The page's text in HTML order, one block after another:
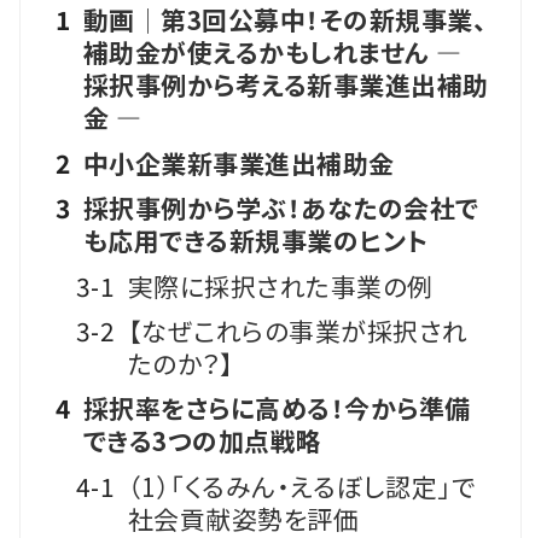
1 動画│第3回公募中！その新規事業、
補助金が使えるかもしれません ―
採択事例から考える新事業進出補助
金 ―
2 中小企業新事業進出補助金
3 採択事例から学ぶ！あなたの会社で
も応用できる新規事業のヒント
3-1 実際に採択された事業の例
3-2 【なぜこれらの事業が採択され
たのか？】
4 採択率をさらに高める！今から準備
できる3つの加点戦略
4-1 （1）「くるみん・えるぼし認定」で
社会貢献姿勢を評価